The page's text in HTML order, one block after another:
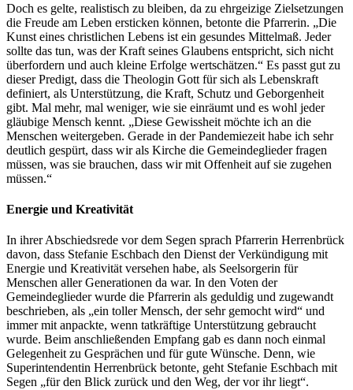
Doch es gelte, realistisch zu bleiben, da zu ehrgeizige Zielsetzungen
die Freude am Leben ersticken können, betonte die Pfarrerin. „Die
Kunst eines christlichen Lebens ist ein gesundes Mittelmaß. Jeder
sollte das tun, was der Kraft seines Glaubens entspricht, sich nicht
überfordern und auch kleine Erfolge wertschätzen.“ Es passt gut zu
dieser Predigt, dass die Theologin Gott für sich als Lebenskraft
definiert, als Unterstützung, die Kraft, Schutz und Geborgenheit
gibt. Mal mehr, mal weniger, wie sie einräumt und es wohl jeder
gläubige Mensch kennt. „Diese Gewissheit möchte ich an die
Menschen weitergeben. Gerade in der Pandemiezeit habe ich sehr
deutlich gespürt, dass wir als Kirche die Gemeindeglieder fragen
müssen, was sie brauchen, dass wir mit Offenheit auf sie zugehen
müssen.“
Energie und Kreativität
In ihrer Abschiedsrede vor dem Segen sprach Pfarrerin Herrenbrück
davon, dass Stefanie Eschbach den Dienst der Verkündigung mit
Energie und Kreativität versehen habe, als Seelsorgerin für
Menschen aller Generationen da war. In den Voten der
Gemeindeglieder wurde die Pfarrerin als geduldig und zugewandt
beschrieben, als „ein toller Mensch, der sehr gemocht wird“ und
immer mit anpackte, wenn tatkräftige Unterstützung gebraucht
wurde. Beim anschließenden Empfang gab es dann noch einmal
Gelegenheit zu Gesprächen und für gute Wünsche. Denn, wie
Superintendentin Herrenbrück betonte, geht Stefanie Eschbach mit
Segen „für den Blick zurück und den Weg, der vor ihr liegt“.